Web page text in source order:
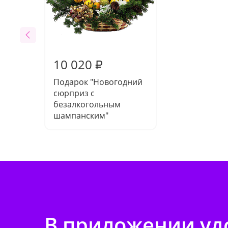
10 020 ₽
Подарок "Новогодний
сюрприз с
безалкогольным
шампанским"